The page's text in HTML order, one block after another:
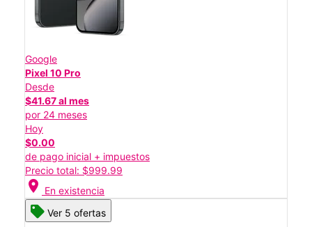
Google
Pixel 10 Pro
Desde
$41.67 al mes
por 24 meses
Hoy
$0.00
de pago inicial + impuestos
Precio total: $999.99
location_on En existencia
Ver 5 ofertas